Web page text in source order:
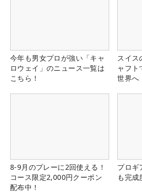
今年も男女プロが強い「キャ
ロウェイ」のニュース一覧は
こちら！
スイス
ャフト
世界へ
8-9月のプレーに2回使える！
コース限定2,000円クーポン
配布中！
プロギ
も完成